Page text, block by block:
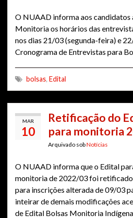
O NUAAD informa aos candidatos
Monitoria os horários das
nos dias 21/03 (segunda-feira) e
Cronograma de Entrevistas para
bolsas, Edital
MAR
10
Retificação do
para monitoria
Arquivado sobNotícias
O NUAAD informa que o Edital
monitoria de 2022/03 foi
para inscrições alterada de 09/03
inteirar de demais modificações
de Edital Bolsas Monitoria